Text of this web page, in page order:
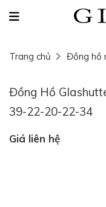
Trang chủ Đồng hồ
Đồng Hồ
39-22-20-22-34
Giá liên hệ